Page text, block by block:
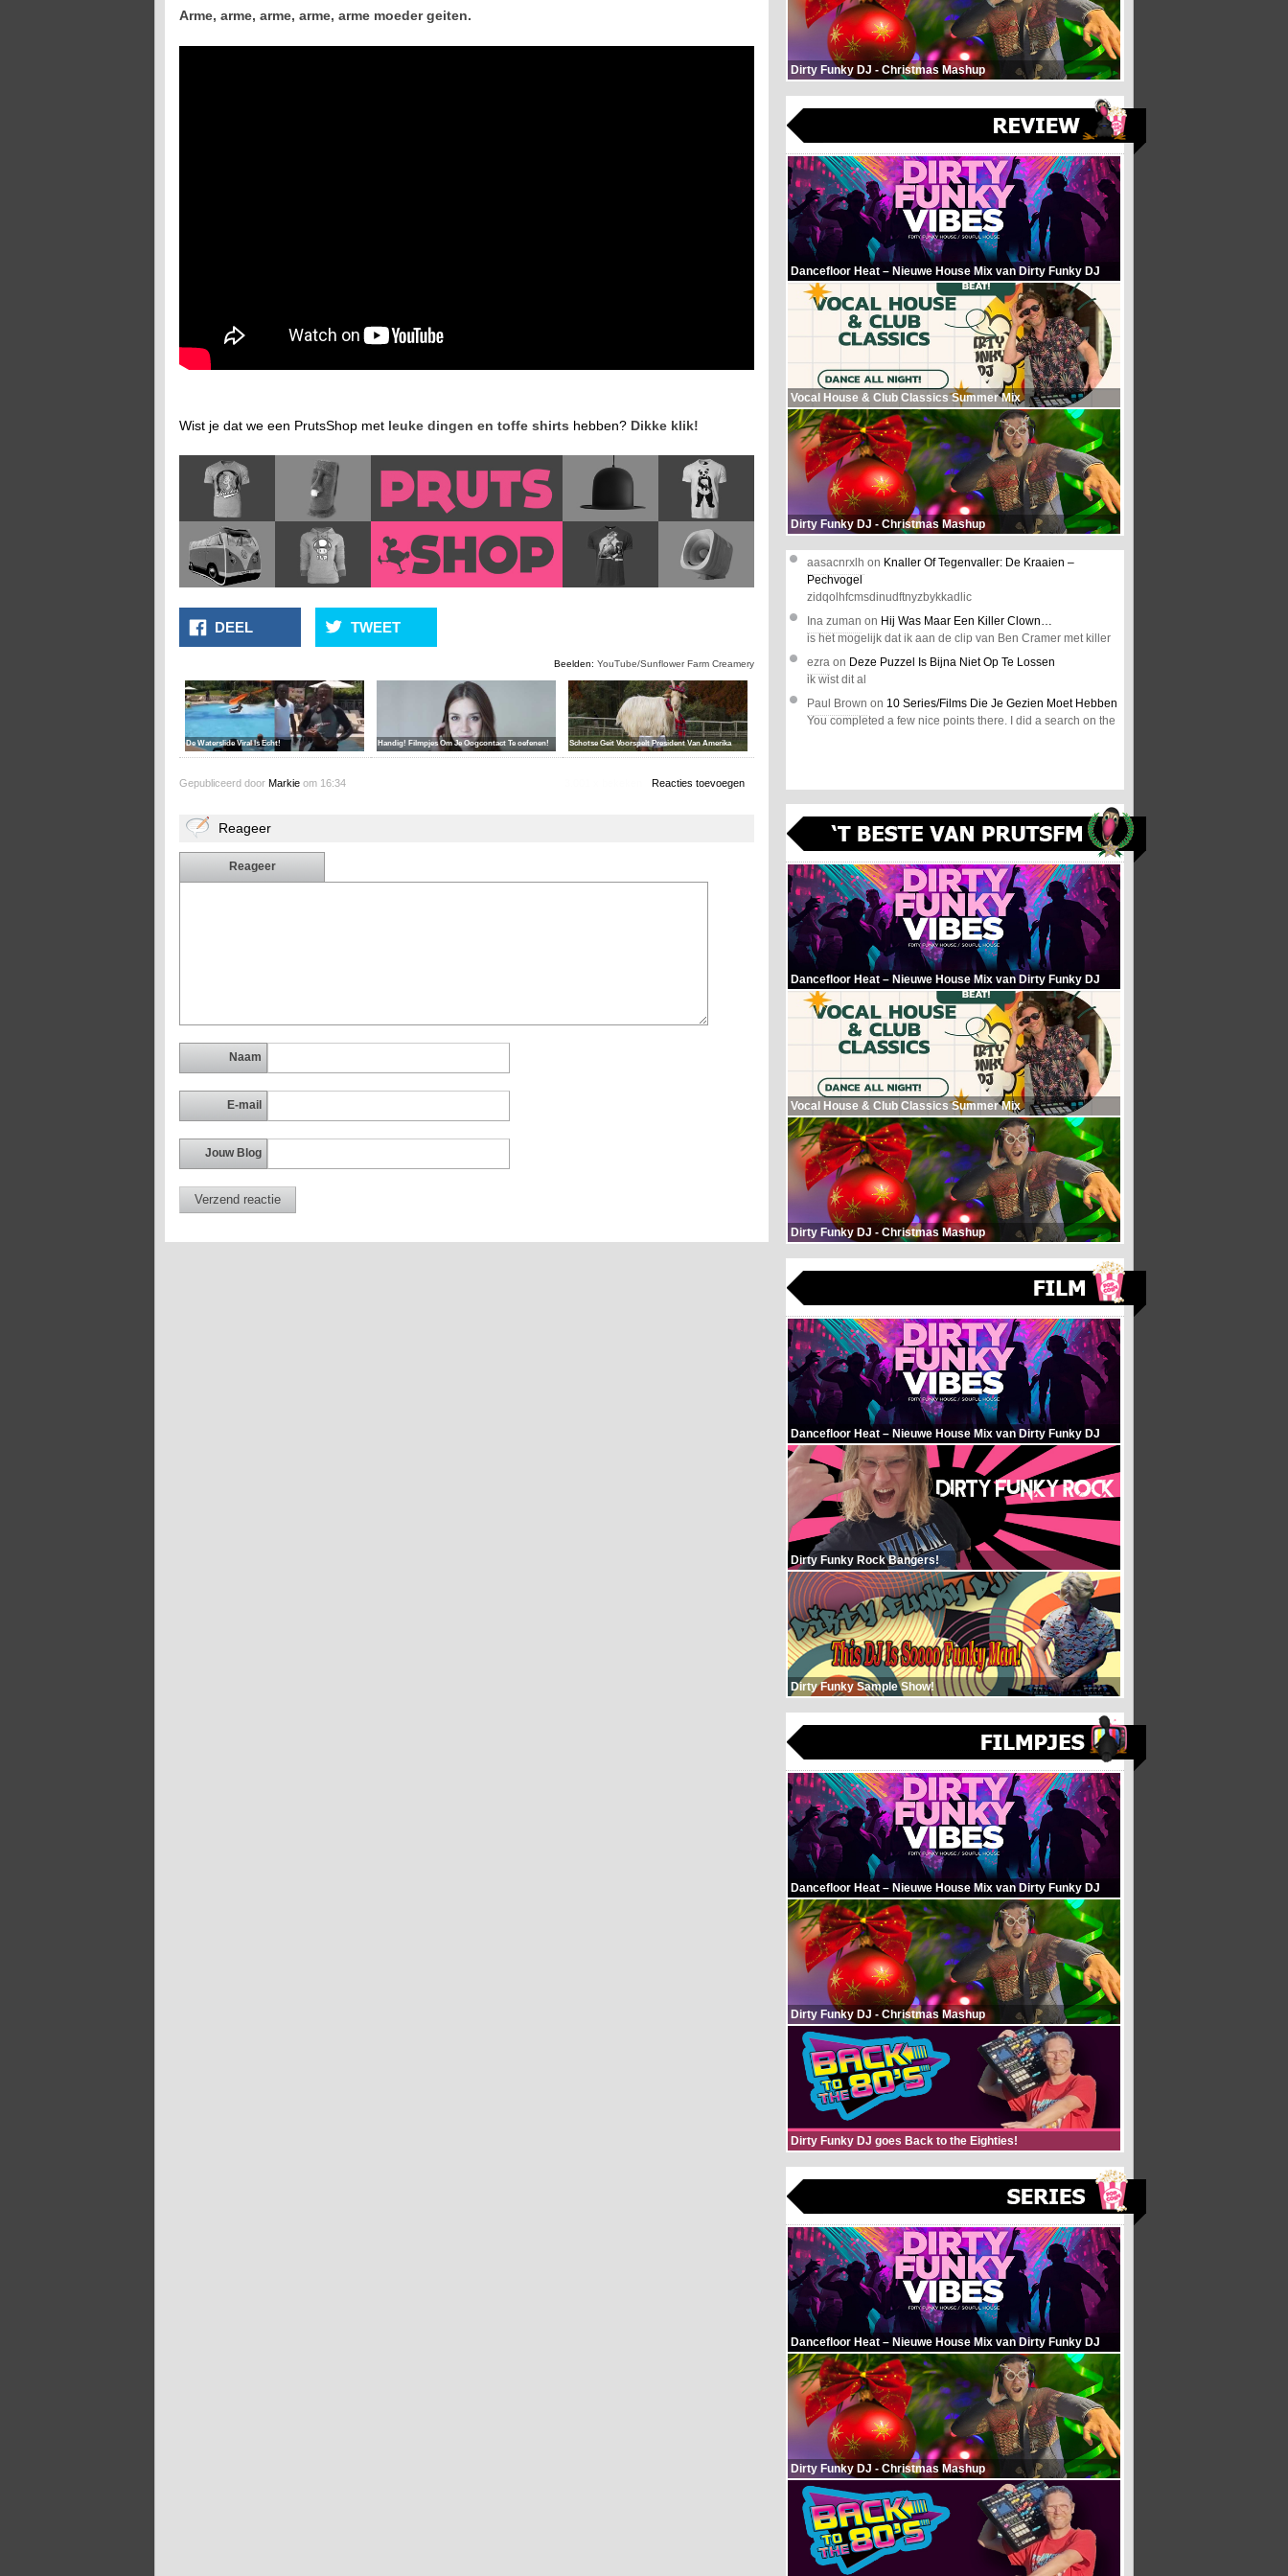
Arme, arme, arme, arme, arme moeder geiten.
Wist je dat we een PrutsShop met leuke dingen en toffe shirts hebben? Dikke klik!
DEEL TWEET
Beelden: YouTube/Sunflower Farm Creamery
De Waterslide Viral Is Echt! Handig! Filmpjes Om Je Oogcontact Te oefenen! Schotse Geit Voorspelt President Van Amerika
Gepubliceerd door Markie om 16:34 Reacties toevoegen
Reageer
Reageer
Naam
E-mail
Jouw Blog
Dirty Funky DJ - Christmas Mashup
Dancefloor Heat – Nieuwe House Mix van Dirty Funky DJ
Vocal House & Club Classics Summer Mix
Dirty Funky DJ - Christmas Mashup
aasacnrxlh on Knaller Of Tegenvaller: De Kraaien –
Pechvogel
zidqolhfcmsdinudftnyzbykkadlic
Ina zuman on Hij Was Maar Een Killer Clown…
is het mogelijk dat ik aan de clip van Ben Cramer met killer
ezra on Deze Puzzel Is Bijna Niet Op Te Lossen
ik wist dit al
Paul Brown on 10 Series/Films Die Je Gezien Moet Hebben
You completed a few nice points there. I did a search on the
Dancefloor Heat – Nieuwe House Mix van Dirty Funky DJ
Vocal House & Club Classics Summer Mix
Dirty Funky DJ - Christmas Mashup
Dancefloor Heat – Nieuwe House Mix van Dirty Funky DJ
Dirty Funky Rock Bangers!
Dirty Funky Sample Show!
Dancefloor Heat – Nieuwe House Mix van Dirty Funky DJ
Dirty Funky DJ - Christmas Mashup
Dirty Funky DJ goes Back to the Eighties!
Dancefloor Heat – Nieuwe House Mix van Dirty Funky DJ
Dirty Funky DJ - Christmas Mashup